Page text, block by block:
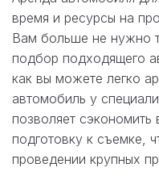
время и ресурсы на
Вам больше не нужно
подбор подходящего
как вы можете легко
автомобиль у
позволяет
подготовку к съемке,
проведении крупных